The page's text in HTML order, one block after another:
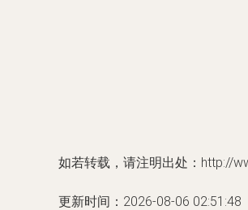
如若转载，请注明出处：http://
更新时间：2026-08-06 02:51:48